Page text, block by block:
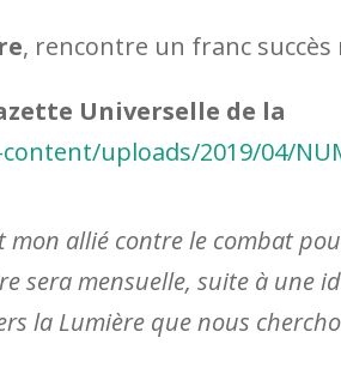
, rencontre un franc succès
Universelle de la
uploads/2019/04/
allié contre le combat
sera mensuelle, suite à une
la Lumière que nous